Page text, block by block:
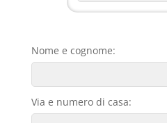
Nome e cognome:
Via e numero di casa: